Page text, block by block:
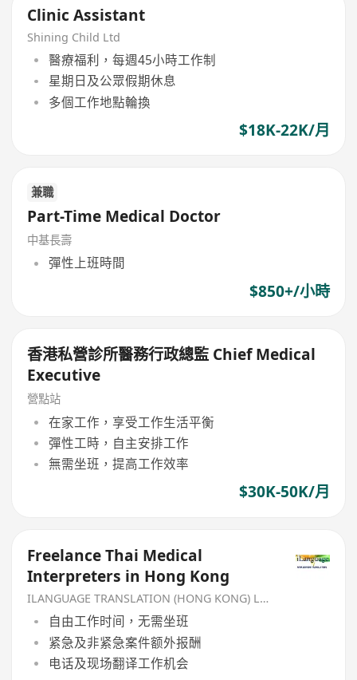
Clinic Assistant
Shining Child Ltd
醫療福利，每週45小時工作制
星期日及公眾假期休息
多個工作地點輪換
$18K-22K/月
兼職
Part-Time Medical Doctor
中基長壽
彈性上班時間
$850+/小時
香港私營診所醫務行政總監 Chief Medical
Executive
營點站
在家工作，享受工作生活平衡
彈性工時，自主安排工作
無需坐班，提高工作效率
$30K-50K/月
Freelance Thai Medical
Interpreters in Hong Kong
ILANGUAGE TRANSLATION (HONG KONG) LIMITED
自由工作时间，无需坐班
紧急及非紧急案件额外报酬
电话及现场翻译工作机会